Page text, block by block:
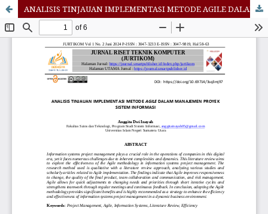
ANALISIS TINJAUAN IMPLEMENTASI METODE AGILE DALAM MANAJEMEN PROYEK SISTEM INFORMASI